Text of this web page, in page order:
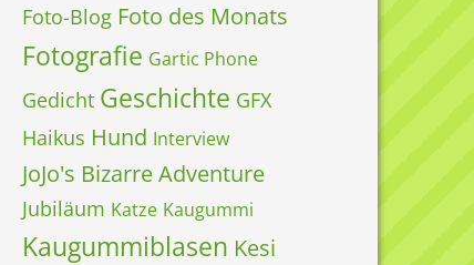
Foto-Blog Foto des Monats
Fotografie Gartic Phone
Gedicht Geschichte GFX
Haikus Hund Interview
JoJo's Bizarre Adventure
Jubiläum Katze Kaugummi
Kaugummiblasen Kesi